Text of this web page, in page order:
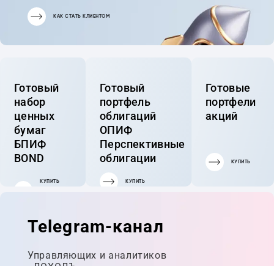
КАК СТАТЬ КЛИЕНТОМ
Готовый
набор
ценных
бумаг
БПИФ
BOND
КУПИТЬ
Готовый
портфель
облигаций
ОПИФ
Перспективные
облигации
КУПИТЬ
Готовые
портфели
акций
КУПИТЬ
Telegram-канал
Управляющих и аналитиков